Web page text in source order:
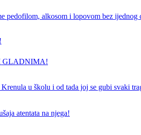
alkosom i lopovom bez ijednog
GLADNIMA!
u školu i od tada joj se gubi svaki
atentata na njega!